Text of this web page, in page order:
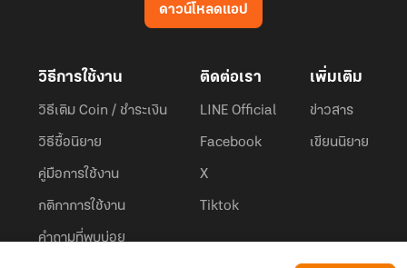
ดาวน์โหลดแอป
วิธีการใช้งาน
วิธีเติม Coin / ชำระเงิน
วิธีซื้อนิยาย
คู่มือการใช้งาน
กติกาการใช้งาน
คำถามที่พบบ่อย
ติดต่อเรา
LINE Official
Facebook
X
Tiktok
เพิ่มเติม
ข่าวสาร
เขียนนิยาย